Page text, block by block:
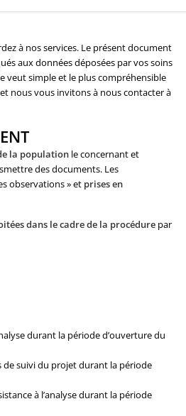
à nos services. Le présent document
aux données déposées par vos soins
veut simple et le plus compréhensible
nous vous invitons à nous contacter à
la population le concernant et
des documents. Les
observations » et prises en
dans le cadre de la procédure par
durant la période d’ouverture du
de suivi du projet durant la période
à l’analyse durant la période